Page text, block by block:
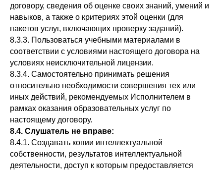
договору, сведения об оценке своих знаний, умений и
навыков, а также о критериях этой оценки (для
пакетов услуг, включающих проверку заданий).
8.3.3. Пользоваться учебными материалами в
соответствии с условиями настоящего договора на
условиях неисключительной лицензии.
8.3.4. Самостоятельно принимать решения
относительно необходимости совершения тех или
иных действий, рекомендуемых Исполнителем в
рамках оказания образовательных услуг по
настоящему договору.
8.4. Слушатель не вправе:
8.4.1. Создавать копии интеллектуальной
собственности, результатов интеллектуальной
деятельности, доступ к которым предоставляется